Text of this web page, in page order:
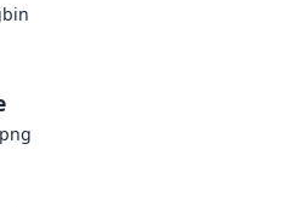
bin
png